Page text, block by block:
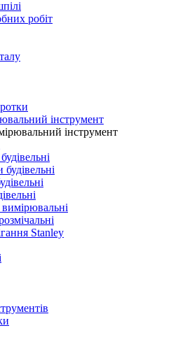
робіт
інструмент
інструмент
Stanley